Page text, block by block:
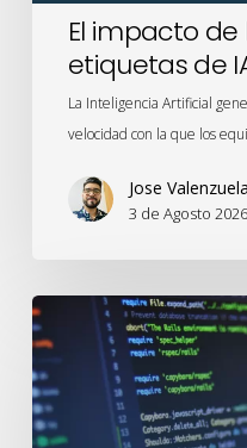
Ads
El impacto de
etiquetas de
La Inteligencia Artificial
velocidad con la que los
Jose Valenzuela
3 de Agosto 2026
Privacidad
desde
el
Diseño:
UX